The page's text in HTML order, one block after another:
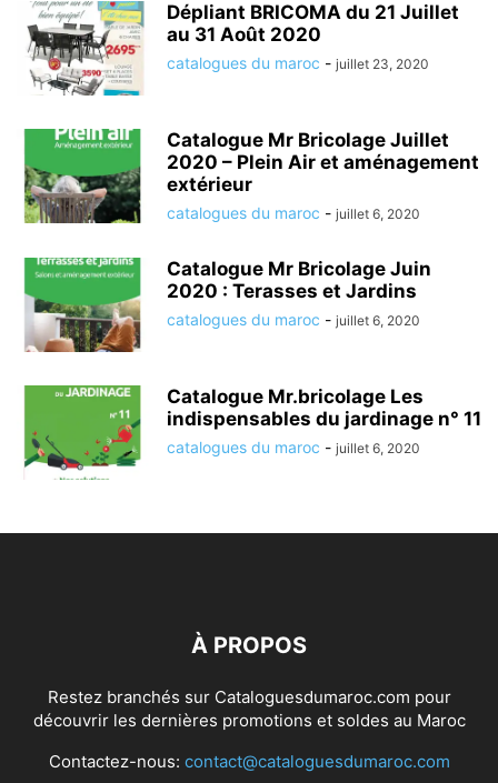
Dépliant BRICOMA du 21 Juillet
au 31 Août 2020
catalogues du maroc - juillet 23, 2020
Catalogue Mr Bricolage Juillet
2020 – Plein Air et aménagement
extérieur
catalogues du maroc - juillet 6, 2020
Catalogue Mr Bricolage Juin
2020 : Terasses et Jardins
catalogues du maroc - juillet 6, 2020
Catalogue Mr.bricolage Les
indispensables du jardinage n° 11
catalogues du maroc - juillet 6, 2020
À PROPOS
Restez branchés sur Cataloguesdumaroc.com pour
découvrir les dernières promotions et soldes au Maroc
Contactez-nous: contact@cataloguesdumaroc.com